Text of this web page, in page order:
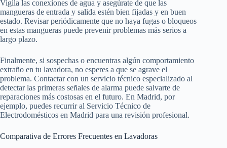
Vigila las conexiones de agua y asegúrate de que las
mangueras de entrada y salida estén bien fijadas y en buen
estado. Revisar periódicamente que no haya fugas o bloqueos
en estas mangueras puede prevenir problemas más serios a
largo plazo.
Finalmente, si sospechas o encuentras algún comportamiento
extraño en tu lavadora, no esperes a que se agrave el
problema. Contactar con un servicio técnico especializado al
detectar las primeras señales de alarma puede salvarte de
reparaciones más costosas en el futuro. En Madrid, por
ejemplo, puedes recurrir al Servicio Técnico de
Electrodomésticos en Madrid para una revisión profesional.
Comparativa de Errores Frecuentes en Lavadoras